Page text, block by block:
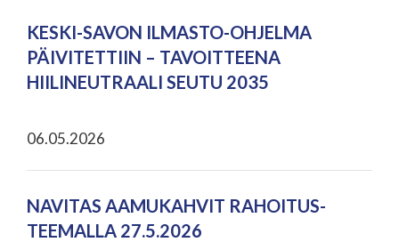
KESKI-SAVON ILMASTO-OHJELMA
PÄIVITETTIIN – TAVOITTEENA
HIILINEUTRAALI SEUTU 2035
06.05.2026
NAVITAS AAMUKAHVIT RAHOITUS-
TEEMALLA 27.5.2026